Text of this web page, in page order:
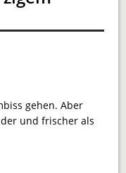
gehen. Aber
und frischer als